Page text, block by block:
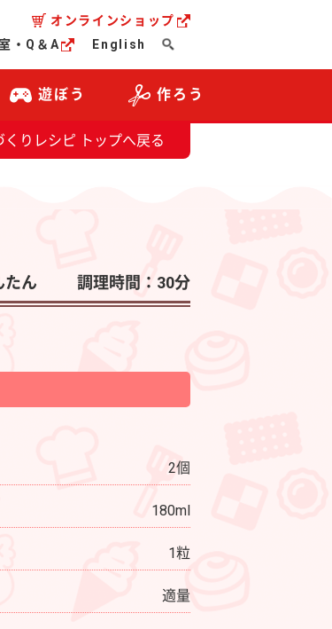
オンラインショップ
・Q＆A English
遊ぼう 作ろう
くりレシピ トップへ戻る
たん 調理時間：30分
2個
180ml
1粒
適量